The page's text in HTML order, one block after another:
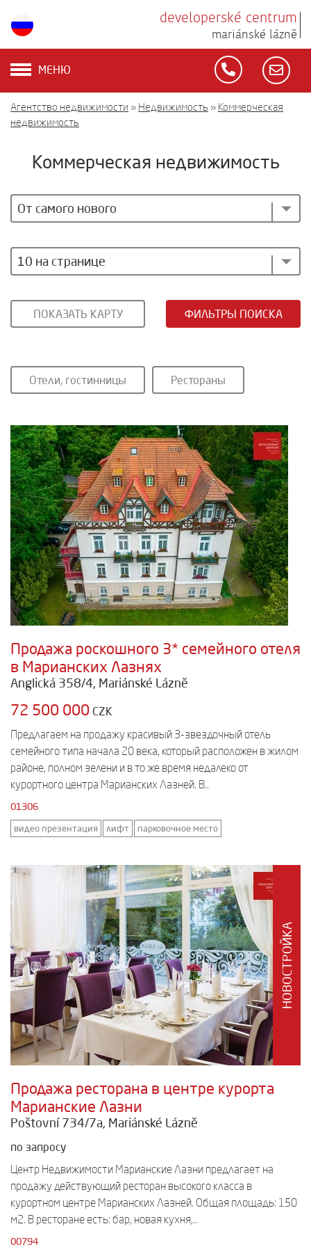
developerské centrum
mariánské lázně
МЕНЮ
Агентство недвижимости » Недвижимость » Коммерческая
недвижимость
Коммерческая недвижимость
От самого нового
10 на странице
ПОКАЗАТЬ КАРТУ ФИЛЬТРЫ ПОИСКА
Отели, гостинницы Рестораны
Продажа роскошного 3* семейного отеля
в Марианских Лазнях
Anglická 358/4, Mariánské Lázně
72 500 000 CZK
Предлагаем на продажу красивый 3-звездочный отель
семейного типа начала 20 века, который расположен в жилом
районе, полном зелени и в то же время недалеко от
курортного центра Марианских Лазней. В..
01306
видео презентация лифт парковочное место
НОВОСТРОЙКА
Продажа ресторана в центре курорта
Марианские Лазни
Poštovní 734/7a, Mariánské Lázně
по запросу
Центр Недвижимости Марианские Лазни предлагает на
продажу действующий ресторан высокого класса в
курортном центре Марианских Лазней. Общая площадь: 150
м2. В ресторане есть: бар, новая кухня,..
00794